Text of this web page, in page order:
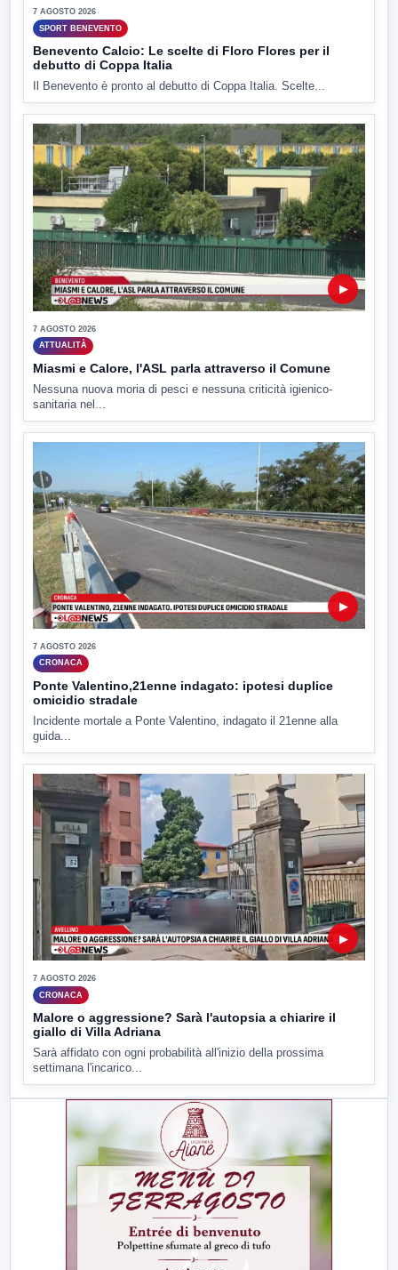
7 AGOSTO 2026
SPORT BENEVENTO
Benevento Calcio: Le scelte di Floro Flores per il
debutto di Coppa Italia
Il Benevento è pronto al debutto di Coppa Italia. Scelte...
▶
7 AGOSTO 2026
ATTUALITÀ
Miasmi e Calore, l'ASL parla attraverso il Comune
Nessuna nuova moria di pesci e nessuna criticità igienico-
sanitaria nel...
▶
7 AGOSTO 2026
CRONACA
Ponte Valentino,21enne indagato: ipotesi duplice
omicidio stradale
Incidente mortale a Ponte Valentino, indagato il 21enne alla
guida...
▶
7 AGOSTO 2026
CRONACA
Malore o aggressione? Sarà l'autopsia a chiarire il
giallo di Villa Adriana
Sarà affidato con ogni probabilità all'inizio della prossima
settimana l'incarico...